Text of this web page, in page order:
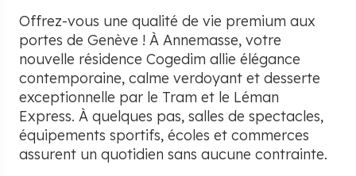
Offrez-vous une qualité de vie premium aux
portes de Genève ! À Annemasse, votre
nouvelle résidence Cogedim allie élégance
contemporaine, calme verdoyant et desserte
exceptionnelle par le Tram et le Léman
Express. À quelques pas, salles de spectacles,
équipements sportifs, écoles et commerces
assurent un quotidien sans aucune contrainte.